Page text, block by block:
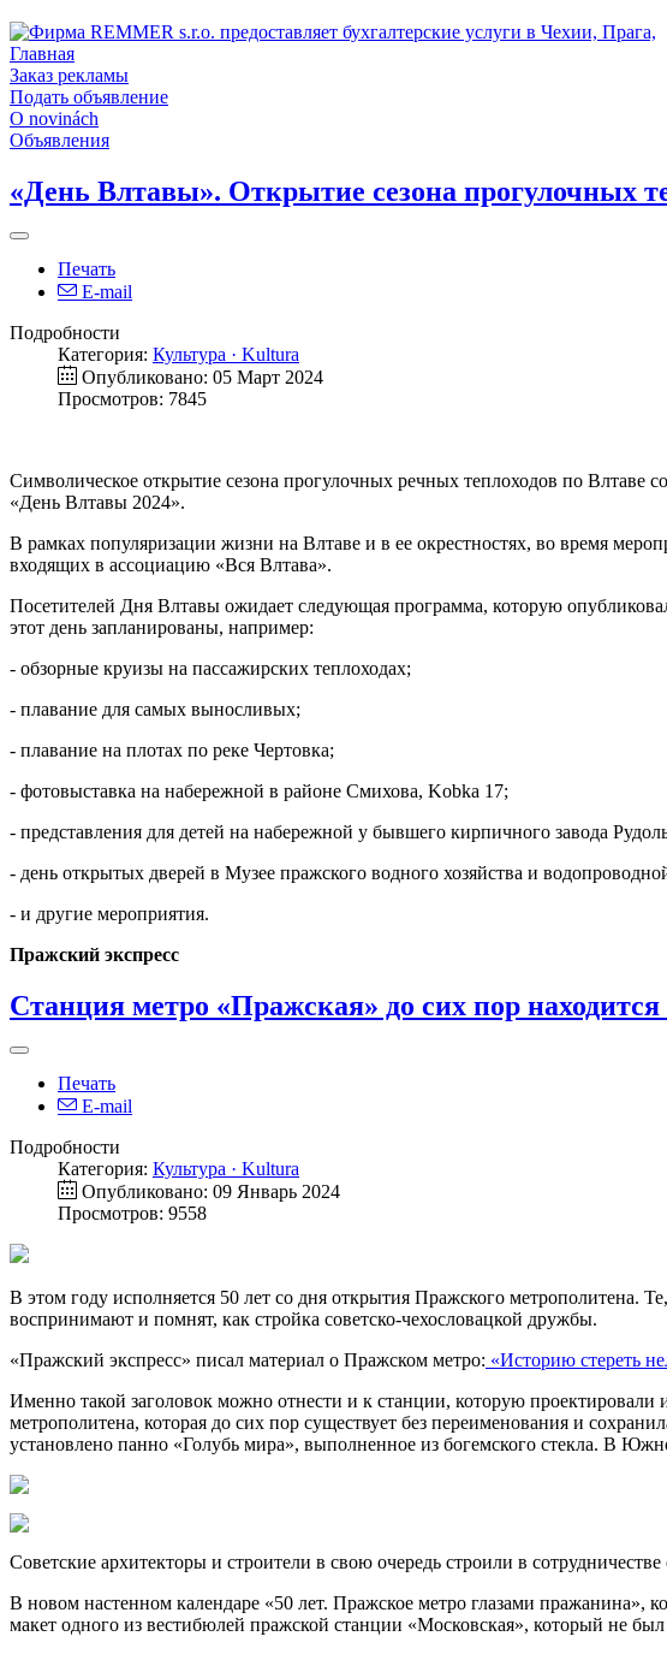
Главная
Заказ рекламы
Подать объявление
O novinách
Объявления
«День Влтавы». Открытие сезона прогулочных
Печать
E-mail
Подробности
Категория: Культура · Kultura
Опубликовано: 05 Март 2024
Просмотров: 7845
Символическое открытие сезона прогулочных речных теплоходов по Влтаве
«День Влтавы 2024».
В рамках популяризации жизни на Влтаве и в ее окрестностях, во время
входящих в ассоциацию «Вся Влтава».
Посетителей Дня Влтавы ожидает следующая программа, которую
этот день запланированы, например:
- обзорные круизы на пассажирских теплоходах;
- плавание для самых выносливых;
- плавание на плотах по реке Чертовка;
- фотовыставка на набережной в районе Смихова, Kobka 17;
- представления для детей на набережной у бывшего кирпичного завода
- день открытых дверей в Музее пражского водного хозяйства и
- и другие мероприятия.
Пражский экспресс
Станция метро «Пражская» до сих пор
Печать
E-mail
Подробности
Категория: Культура · Kultura
Опубликовано: 09 Январь 2024
Просмотров: 9558
В этом году исполняется 50 лет со дня открытия Пражского метрополитена.
воспринимают и помнят, как стройка советско-чехословацкой дружбы.
«Пражский экспресс» писал материал о Пражском метро: «Историю стереть
Именно такой заголовок можно отнести и к станции, которую
метрополитена, которая до сих пор существует без переименования и
установлено панно «Голубь мира», выполненное из богемского стекла. В
Советские архитекторы и строители в свою очередь строили в
В новом настенном календаре «50 лет. Пражское метро глазами пражанина»,
макет одного из вестибюлей пражской станции «Московская», который не был